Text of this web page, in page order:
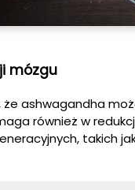
mózgu
że ashwagandha
również w
takich